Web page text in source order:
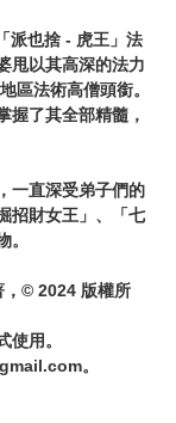
派也捨 - 虎王」法
甩以其高深的法力
區法術高僧頭銜。
握了其全部精髓，
一直深受弟子們的
招財女王」、「七
© 2024 版權所
用。
。